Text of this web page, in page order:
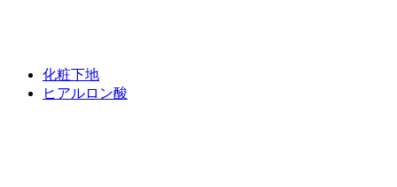
化粧下地
ヒアルロン酸